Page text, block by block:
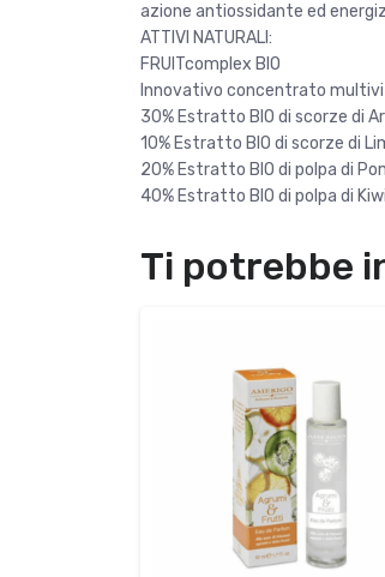
azione antiossidante ed
ATTIVI NATURALI:
FRUITcomplex BIO
Innovativo concentrato
30% Estratto BIO di scorze di
10% Estratto BIO di scorze di
20% Estratto BIO di polpa di
40% Estratto BIO di polpa di Kiwi
Ti potrebbe